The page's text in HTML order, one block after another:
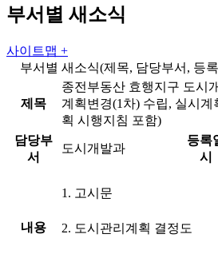
부서별 새소식
사이트맵 +
부서별 새소식(제목, 담당부서, 등
제목
종전부동산 효행지구 도시
계획변경(1차) 수립, 실시계
획 시행지침 포함)
담당부
서
도시개발과
등록
시
내용
1. 고시문
2. 도시관리계획 결정도